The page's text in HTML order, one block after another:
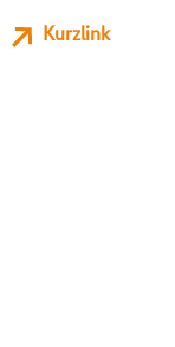
Kurzlink